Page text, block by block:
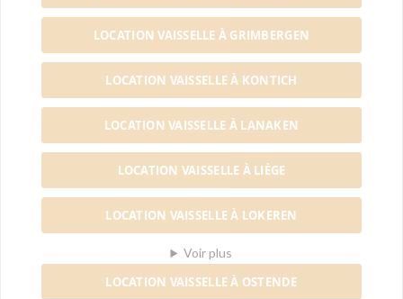
LOCATION VAISSELLE À GRIMBERGEN
LOCATION VAISSELLE À KONTICH
LOCATION VAISSELLE À LANAKEN
LOCATION VAISSELLE À LIÈGE
LOCATION VAISSELLE À LOKEREN
Voir plus
LOCATION VAISSELLE À OSTENDE